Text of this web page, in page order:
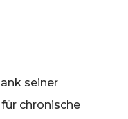
seiner
chronische